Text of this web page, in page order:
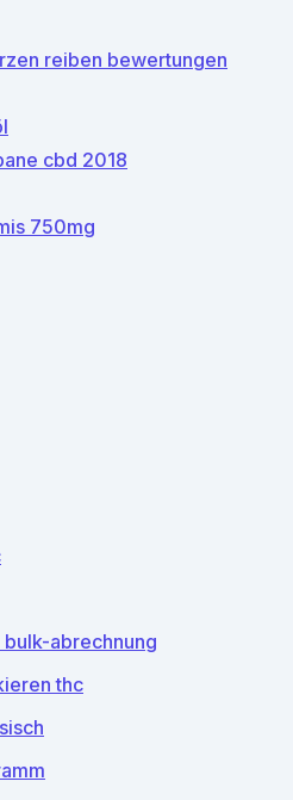
reiben bewertungen
cbd 2018
750mg
abrechnung
thc